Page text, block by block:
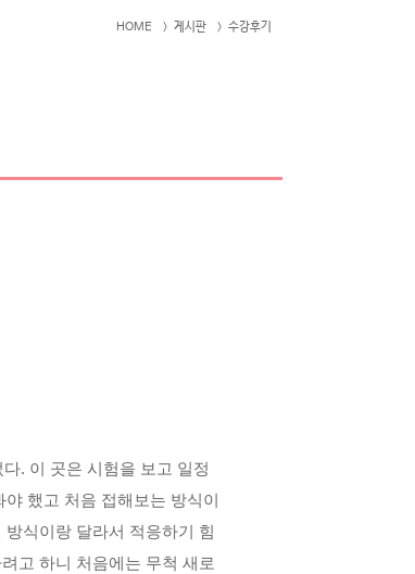
HOME 게시판 수강후기
다. 이 곳은 시험을 보고 일정
했고 처음 접해보는 방식이
식이랑 달라서 적응하기 힘
고 하니 처음에는 무척 새로